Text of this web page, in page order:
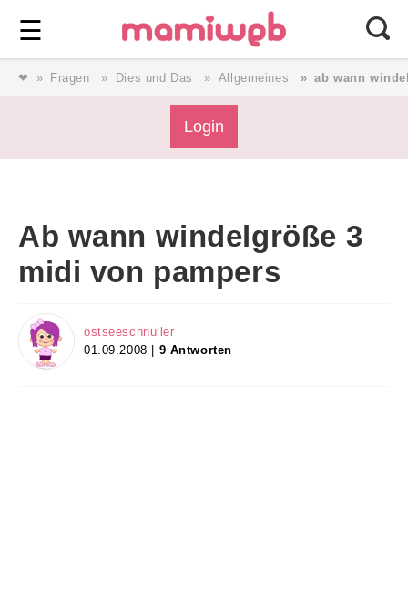
☰ ⎯ Wir lieben Familie ⎯
❤ Fragen Dies und Das Allgemeines ab wann
Login
Ab wann windelgröße 3
midi von pampers
ostseeschnuller
01.09.2008 | 9 Antworten
Forum
Service
AGB & Impressum